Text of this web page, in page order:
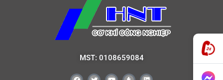
MST: 0108659084